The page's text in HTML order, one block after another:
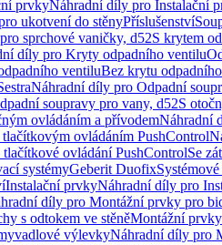
prvkyNáhradní díly pro Instalační
ukotvení do stěnyPříslušenství
sprchové vaničky, d52S krytem
díly pro Kryty odpadního ventilu
ventiluBez krytu
Náhradní díly pro Odpadní
soupravy pro vany, d52S
ovládáním a přívodemNáhradní
tlačítkovým ovládáním PushControl
ovládání PushControlSe
systémyGeberit Duofix
Instalační prvkyNáhradní díly pro
díly pro Montážní prvky pro
s odtokem ve stěněMontážní
výlevkyNáhradní díly pro